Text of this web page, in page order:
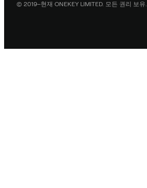
© 2019–현재 ONEKEY LIMITED. 모든 권리 보유.